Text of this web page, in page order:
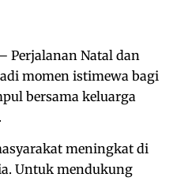
Perjalanan Natal dan
momen istimewa bagi
bersama keluarga
meningkat di
Untuk mendukung